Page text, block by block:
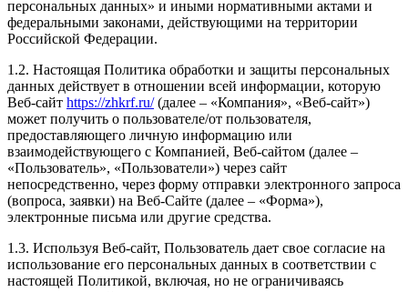
персональных данных» и иными нормативными актами и
федеральными законами, действующими на территории
Российской Федерации.
1.2. Настоящая Политика обработки и защиты персональных
данных действует в отношении всей информации, которую
Веб-сайт https://zhkrf.ru/(далее – «Компания», «Веб-сайт»)
может получить о пользователе/от пользователя,
предоставляющего личную информацию или
взаимодействующего с Компанией, Веб-сайтом (далее –
«Пользователь», «Пользователи») через сайт
непосредственно, через форму отправки электронного запроса
(вопроса, заявки) на Веб-Сайте (далее – «Форма»),
электронные письма или другие средства.
1.3. Используя Веб-сайт, Пользователь дает свое согласие на
использование его персональных данных в соответствии с
настоящей Политикой, включая, но не ограничиваясь